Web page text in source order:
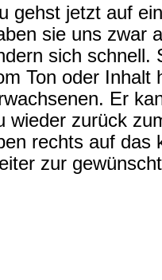
gehst jetzt auf
sie uns zwar
sich schnell.
Ton oder Inhalt
Er
wieder zurück
rechts auf das
zur